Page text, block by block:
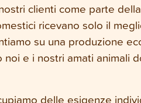
clienti come parte
ricevano solo il
su una produzione
e i nostri amati animali
delle esigenze